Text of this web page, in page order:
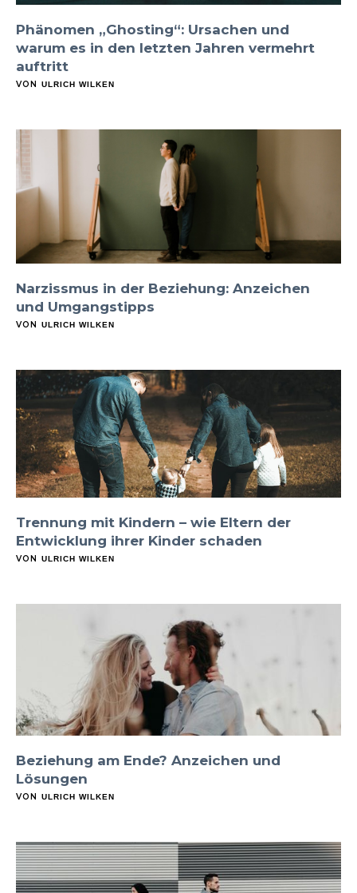
Phänomen „Ghosting“: Ursachen und
warum es in den letzten Jahren vermehrt
auftritt
VON ULRICH WILKEN
Narzissmus in der Beziehung: Anzeichen
und Umgangstipps
VON ULRICH WILKEN
Trennung mit Kindern – wie Eltern der
Entwicklung ihrer Kinder schaden
VON ULRICH WILKEN
Beziehung am Ende? Anzeichen und
Lösungen
VON ULRICH WILKEN